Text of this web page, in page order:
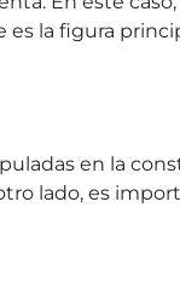
es la figura
en la
lado, es